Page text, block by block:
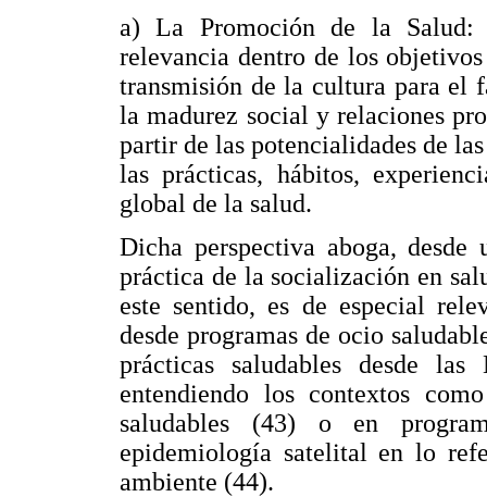
a) La Promoción de la Salud:
relevancia dentro de los
transmisión de la cultura para el
la madurez social y relaciones
partir de las potencialidades de
las prácticas, hábitos,
global de la salud.
Dicha perspectiva aboga,
práctica de la socialización en
este sentido, es de especial
desde programas de ocio
prácticas saludables desde las
entendiendo los contextos
saludables (43) o en
epidemiología satelital en lo
ambiente (44).